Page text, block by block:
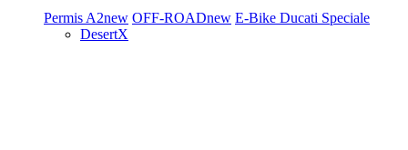
Permis A2new OFF-ROADnew E-Bike Ducati Speciale
DesertX